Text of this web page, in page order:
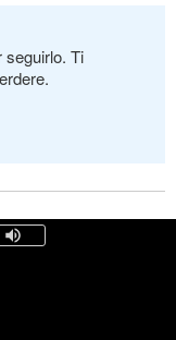
seguirlo. Ti